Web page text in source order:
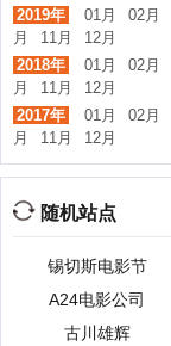
2019年
01月 02月
月
11月
12月
2018年
01月 02月
月
11月
12月
2017年
01月 02月
月
11月 12月
随机站点
锡切斯电影节
A24电影公司
古川雄辉